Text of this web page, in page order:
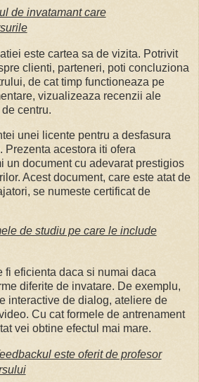
de invatamant care
este cartea sa de vizita. Potrivit
clienti, parteneri, poti concluziona
de cat timp functioneaza pe
vizualizeaza recenzii ale
centru.
unei licente pentru a desfasura
Prezenta acestora iti ofera
un document cu adevarat prestigios
Acest document, care este atat de
se numeste certificat de
de studiu pe care le include
fi eficienta daca si numai daca
diferite de invatare. De exemplu,
interactive de dialog, ateliere de
Cu cat formele de antrenament
vei obtine efectul mai mare.
este oferit de profesor